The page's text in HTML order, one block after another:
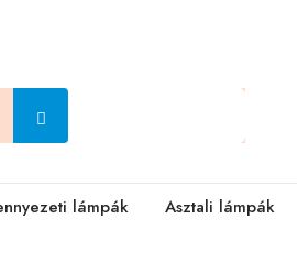
lámpák Asztali lámpák